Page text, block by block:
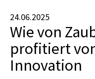
24.06.2025
Wie von
profitiert
Innovation